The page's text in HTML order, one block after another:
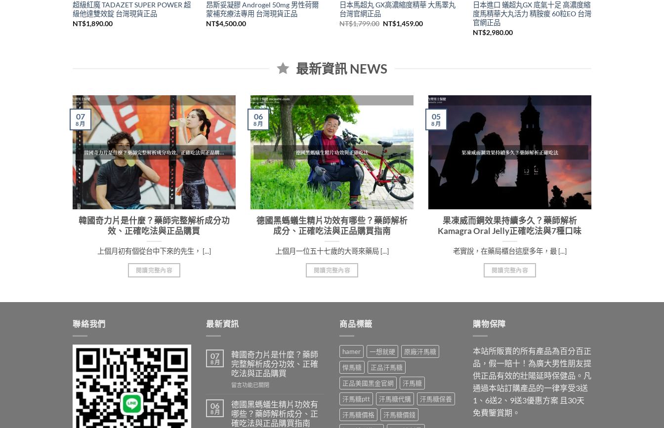
超級紅魔 TADAZET SUPER POWER 超
級他達雙效錠 台灣現貨正品
NT$1,890.00
昂斯妥凝膠 Androgel 50mg 男性荷爾
蒙補充療法專用 台灣現貨正品
NT$4,500.00
日本馬超丸 GX高濃縮度精華 大馬睪丸
台灣官網正品
NT$1,799.00 原
NT$1,459.00目
日本進口 蟻超丸GX 底氣十足 高濃度縮
度馬精華大丸活力 精胺痠 60粒EO 台灣
官網正品
NT$2,980.00
最新資訊 NEWS
韓國奇力片是什麼？藥師完整解析成分功
效、正確吃法與正品購買
上個月初有個從台中下來的先生， [...]
閱讀完整內容
07
8 月
德國黑螞蟻生精片功效有哪些？藥師解析
成分、正確吃法與正品購買指南
上個月一位五十七歲的大哥來藥局 [...]
閱讀完整內容
06
8 月
果凍威而鋼效果持續多久？藥師解析
Kamagra Oral Jelly正確吃法與7種口味
老實說，在藥局櫃台這麼多年，最 [...]
閱讀完整內容
05
8 月
聯絡我們 最新資訊
07
8 月
韓國奇力片是什麼？藥師
完整解析成分功效、正確
吃法與正品購買
在
國
奇
力
片
留言功能已關閉
06
8 月
德國黑螞蟻生精片功效有
哪些？藥師解析成分、正
確吃法與正品購買指南
商品標籤
hamer 一想就硬
原廠汗馬糖
悍馬糖
正品汗馬糖
正品美國黑金官網
汗馬糖
汗馬糖ptt
汗馬糖代購
汗馬糖保養
汗馬糖價格
汗馬糖價錢
購物保障
本站所販賣的所有產品為百分百正
品，假一賠十！為廣大男性朋友提
供正品有效的壯陽延時保健品。凡
通過本站訂購產品的一律享受3送
1、6送2、9送3優惠方案 且30天
免費鑒賞期。